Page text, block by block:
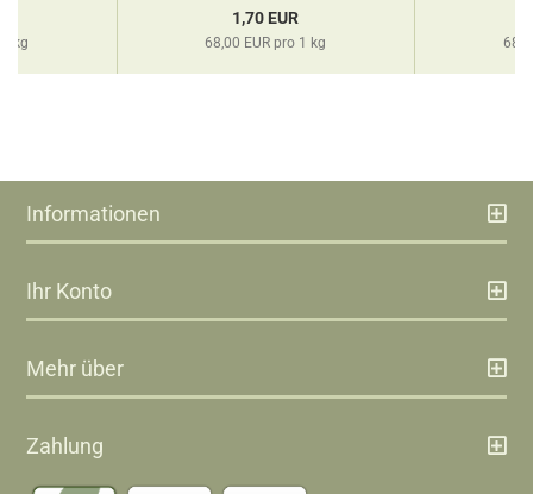
kg
1,70 EUR
68,00 EUR pro 1 kg
Informationen
Ihr Konto
Mehr über
Zahlung